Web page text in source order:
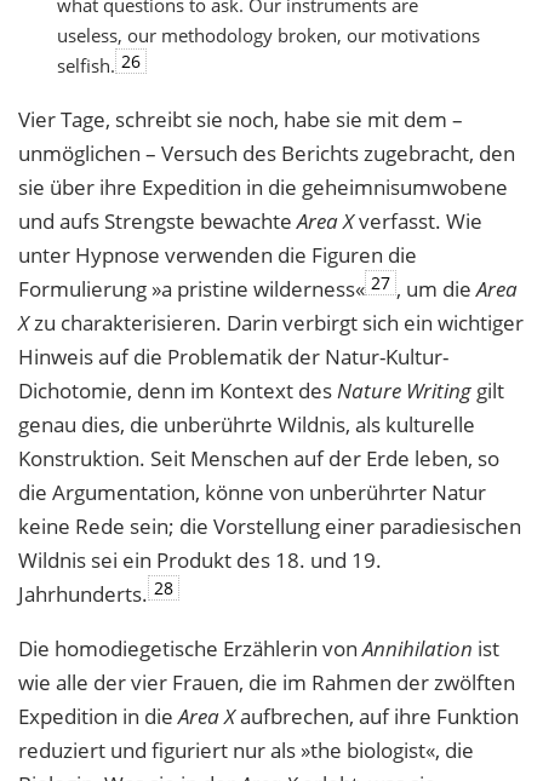
what questions to ask. Our instruments are
useless, our methodology broken, our motivations
selfish. 26
Vier Tage, schreibt sie noch, habe sie mit dem –
unmöglichen – Versuch des Berichts zugebracht, den
sie über ihre Expedition in die geheimnisumwobene
und aufs Strengste bewachteArea Xverfasst. Wie
unter Hypnose verwenden die Figuren die
Formulierung »a pristine wilderness« 27 , um dieArea
Xzu charakterisieren. Darin verbirgt sich ein wichtiger
Hinweis auf die Problematik der Natur-Kultur-
Dichotomie, denn im Kontext desNature Writing gilt
genau dies, die unberührte Wildnis, als kulturelle
Konstruktion. Seit Menschen auf der Erde leben, so
die Argumentation, könne von unberührter Natur
keine Rede sein; die Vorstellung einer paradiesischen
Wildnis sei ein Produkt des 18. und 19.
Jahrhunderts. 28
Die homodiegetische Erzählerin vonAnnihilation ist
wie alle der vier Frauen, die im Rahmen der zwölften
Expedition in dieArea Xaufbrechen, auf ihre Funktion
reduziert und figuriert nur als »the biologist«, die